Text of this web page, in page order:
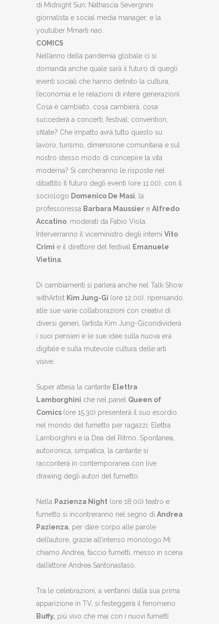
di Midnight Sun; Nathascia Severgnini
giornalista e social media manager; e la
youtuber Mmarti nao.
COMICS
Nell’anno della pandemia globale ci si
domanda anche quale sarà il futuro di quegli
eventi sociali che hanno definito la cultura,
l’economia e le relazioni di intere generazioni.
Cosa è cambiato, cosa cambierà, cosa
succederà a concerti, festival, convention,
sfilate? Che impatto avrà tutto questo su
lavoro, turismo, dimensione comunitaria e sul
nostro stesso modo di concepire la vita
moderna? Si cercheranno le risposte nel
dibattito Il futuro degli eventi (ore 11.00), con il
sociologo Domenico De Masi , la
professoressa Barbara Maussier e Alfredo
Accatino , moderati da Fabio Viola.
Interverranno il viceministro degli interni Vito
Crimi e il direttore del festival Emanuele
Vietina
Di cambiamenti si parlerà anche nel Talk Show
withArtist Kim Jung-Gi (ore 12.00), ripensando
alle sue varie collaborazioni con creativi di
diversi generi, l’artista Kim Jung-Gicondividerà
i suoi pensieri e le sue idee sulla nuova era
digitale e sulla mutevole cultura delle arti
visive.
Super attesa la cantante Elettra
Lamborghini che nel panel Queen of
Comics (ore 15.30) presenterà il suo esordio
nel mondo del fumetto per ragazzi: Elettra
Lamborghini e la Dea del Ritmo. Spontanea,
autoironica, simpatica, la cantante si
racconterà in contemporanea con live
drawing degli autori del fumetto.
Nella Pazienza Night (ore 18.00) teatro e
fumetto si incontreranno nel segno di Andrea
Pazienza , per dare corpo alle parole
dell’autore, grazie all’intenso monologo Mi
chiamo Andrea, faccio fumetti, messo in scena
dall’attore Andrea Santonastaso.
Tra le celebrazioni, a vent’anni dalla sua prima
apparizione in TV, si festeggerà il fenomeno
Buffy, più vivo che mai con i nuovi fumetti